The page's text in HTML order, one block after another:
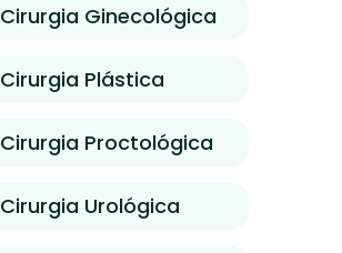
Cirurgia Ginecológica
Cirurgia Plástica
Cirurgia Proctológica
Cirurgia Urológica